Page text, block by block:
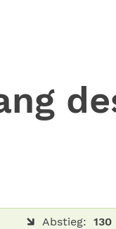
Abstieg: 130